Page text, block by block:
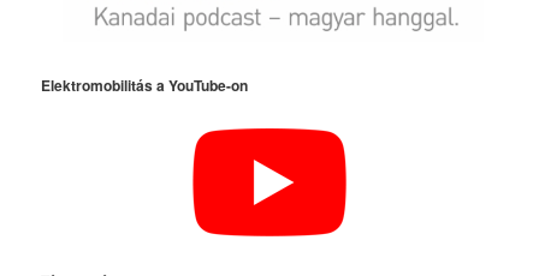
Elektromobilitás a YouTube-on